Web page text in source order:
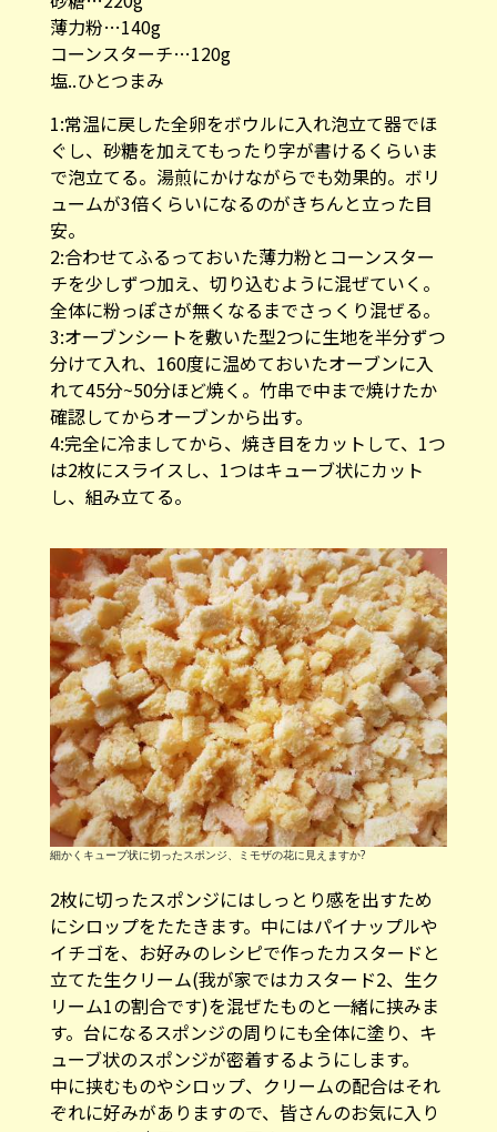
コーンスターチ…120g
塩..ひとつまみ
1:常温に戻した全卵をボウルに入れ泡立て器でほ
ぐし、砂糖を加えてもったり字が書けるくらいま
で泡立てる。湯煎にかけながらでも効果的。ボリ
ュームが3倍くらいになるのがきちんと立った目
安。
2:合わせてふるっておいた薄力粉とコーンスター
チを少しずつ加え、切り込むように混ぜていく。
全体に粉っぽさが無くなるまでさっくり混ぜる。
3:オーブンシートを敷いた型2つに生地を半分ずつ
分けて入れ、160度に温めておいたオーブンに入
れて45分~50分ほど焼く。竹串で中まで焼けたか
確認してからオーブンから出す。
4:完全に冷ましてから、焼き目をカットして、1つ
は2枚にスライスし、1つはキューブ状にカット
し、組み立てる。
細かくキューブ状に切ったスポンジ、ミモザの花に見えますか?
2枚に切ったスポンジにはしっとり感を出すため
にシロップをたたきます。中にはパイナップルや
イチゴを、お好みのレシピで作ったカスタードと
立てた生クリーム(我が家ではカスタード2、生ク
リーム1の割合です)を混ぜたものと一緒に挟みま
す。台になるスポンジの周りにも全体に塗り、キ
ューブ状のスポンジが密着するようにします。
中に挟むものやシロップ、クリームの配合はそれ
ぞれに好みがありますので、皆さんのお気に入り
のレシピで応用してみて下さい。